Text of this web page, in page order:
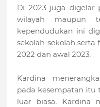
Di 2023 juga digelar
wilayah maupun
kependudukan ini
sekolah-sekolah
2022 dan awal 2023.
Kardina
pada kesempatan itu
luar biasa. Kardina